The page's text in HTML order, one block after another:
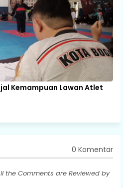
Kemampuan Lawan Atlet
0 Komentar
the Comments are Reviewed by